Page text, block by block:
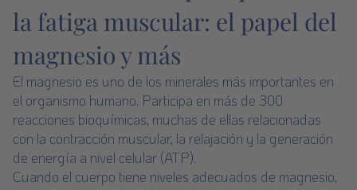
la fatiga muscular: el papel del
magnesio y más
El magnesio es uno de los minerales más importantes en
el organismo humano. Participa en más de 300
reacciones bioquímicas, muchas de ellas relacionadas
con la contracción muscular, la relajación y la generación
de energía a nivel celular (ATP).
Cuando el cuerpo tiene niveles adecuados de magnesio,